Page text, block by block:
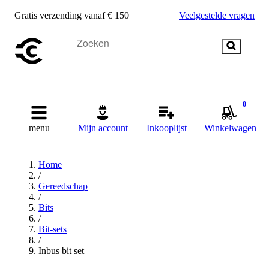
Gratis verzending vanaf € 150 Veelgestelde vragen
menu Mijn account Inkooplijst
0
Winkelwagen
Home
/
Gereedschap
/
Bits
/
Bit-sets
/
Inbus bit set